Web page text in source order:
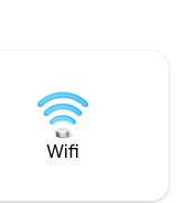
Wifi